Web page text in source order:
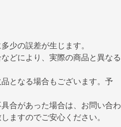
少の誤差が生じます。
どにより、実際の商品と異なる
となる場合もございます。予
合があった場合は、お問い合わ
ますのでご安心ください。